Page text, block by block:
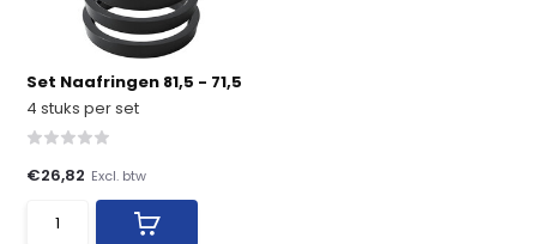
Set Naafringen 81,5 - 71,5
4 stuks per set
€26,82 Excl. btw